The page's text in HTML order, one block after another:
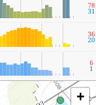
78
31
36
20
6
1
+